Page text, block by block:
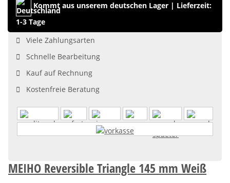
Kommt aus unserem deutschen Lager | Lieferzeit:
1-3 Tage
Viele Zahlungsarten
Schnelle Bearbeitung
Kauf auf Rechnung
Kostenfreie Beratung
MEIHO Reversible Triangle 145 mm Weiß